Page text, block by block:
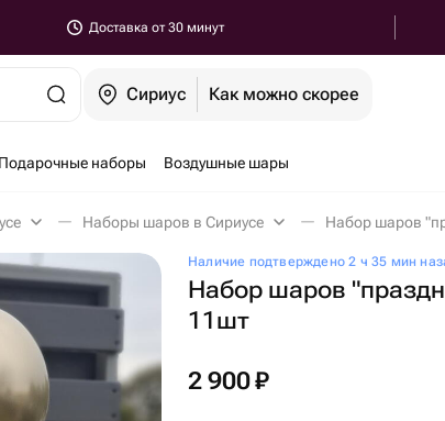
Доставка от 30 минут
Сириус Как можно скорее
Подарочные наборы Воздушные шары
Наборы шаров в Сириусе Набор шаров
Наличие подтверждено 2 ч 35 мин
Набор шаров
11шт
2 900₽